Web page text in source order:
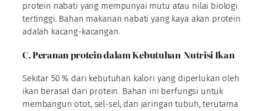
protein nabati yang mempunyai mutu atau nilai biologi
tertinggi. Bahan makanan nabati yang kaya akan protein
adalah kacang-kacangan.
C. Peranan protein dalam Kebutuhan Nutrisi Ikan
Sekitar 50 % dari kebutuhan kalori yang diperlukan oleh
ikan berasal dari protein. Bahan ini berfungsi untuk
membangun otot, sel-sel, dan jaringan tubuh, terutama